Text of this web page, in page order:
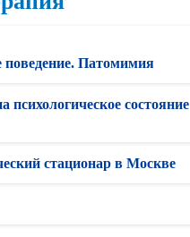
Патомимия
психологическое состояние
стационар в Москве